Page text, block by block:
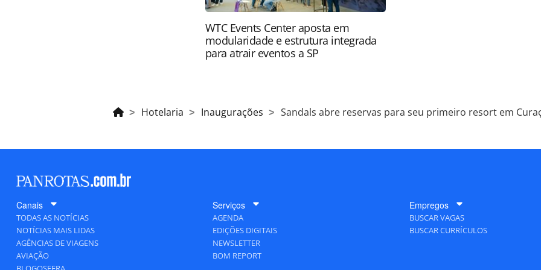
WTC Events Center aposta em
modularidade e estrutura integrada
para atrair eventos a SP
Hotelaria Inaugurações Sandals abre reservas para seu primeiro resort em
Canais
TODAS AS NOTÍCIAS
NOTÍCIAS MAIS LIDAS
AGÊNCIAS DE VIAGENS
AVIAÇÃO
Serviços
AGENDA
EDIÇÕES DIGITAIS
NEWSLETTER
BOM REPORT
Empregos
BUSCAR VAGAS
BUSCAR CURRÍCULOS